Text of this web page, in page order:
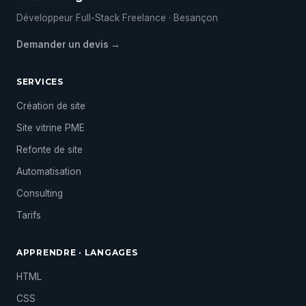
Développeur Full-Stack Freelance · Besançon
Demander un devis →
SERVICES
Création de site
Site vitrine PME
Refonte de site
Automatisation
Consulting
Tarifs
APPRENDRE · LANGAGES
HTML
CSS